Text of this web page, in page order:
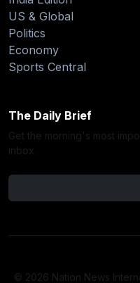
US & Global
Politics
Economy
Sports Central
The Daily Brief
Get the morning's most
inbox.
© 2026 Nation News